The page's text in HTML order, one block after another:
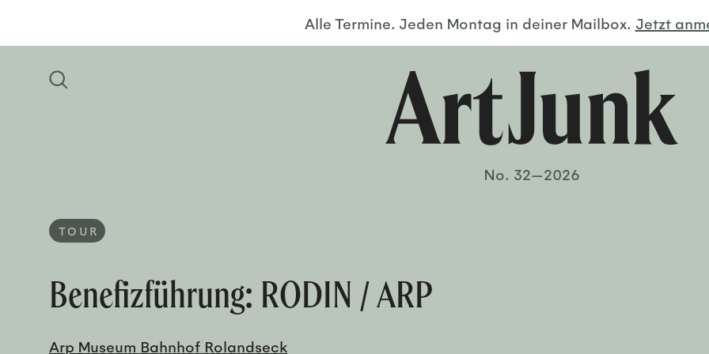
Alle Termine. Jeden Montag in deiner Mailbox. Jetzt
No. 32—2026
TOUR
Benefizführung: RODIN / ARP
Arp Museum Bahnhof Rolandseck